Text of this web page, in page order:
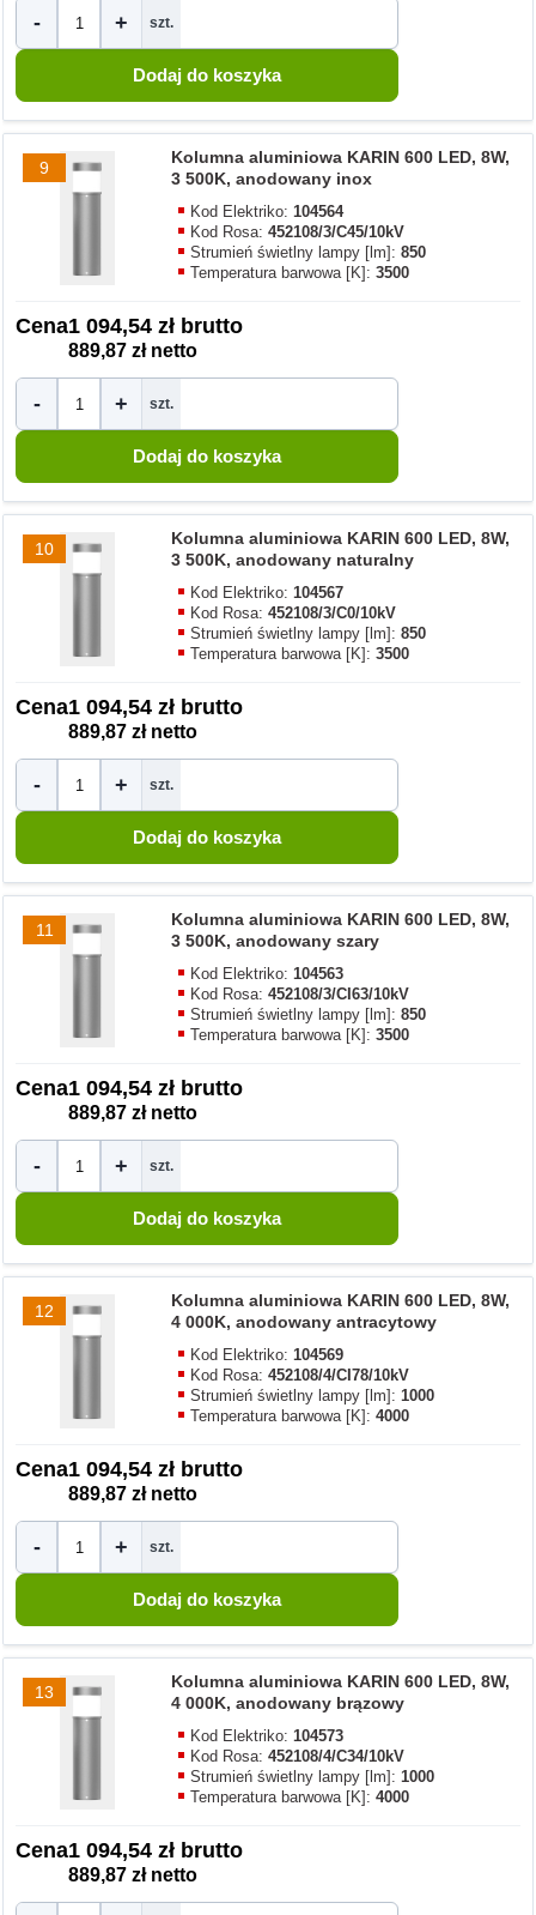
- + szt.
9
Kolumna aluminiowa KARIN 600 LED, 8W,
3 500K, anodowany inox
Kod Elektriko:104564
Kod Rosa:452108/3/C45/10kV
Strumień świetlny lampy [lm]:850
Temperatura barwowa [K]:3500
Cena1 094,54 zł brutto
889,87 zł netto
- + szt.
10
Kolumna aluminiowa KARIN 600 LED, 8W,
3 500K, anodowany naturalny
Kod Elektriko:104567
Kod Rosa:452108/3/C0/10kV
Strumień świetlny lampy [lm]:850
Temperatura barwowa [K]:3500
Cena1 094,54 zł brutto
889,87 zł netto
- + szt.
11
Kolumna aluminiowa KARIN 600 LED, 8W,
3 500K, anodowany szary
Kod Elektriko:104563
Kod Rosa:452108/3/CI63/10kV
Strumień świetlny lampy [lm]:850
Temperatura barwowa [K]:3500
Cena1 094,54 zł brutto
889,87 zł netto
- + szt.
12
Kolumna aluminiowa KARIN 600 LED, 8W,
4 000K, anodowany antracytowy
Kod Elektriko:104569
Kod Rosa:452108/4/CI78/10kV
Strumień świetlny lampy [lm]:1000
Temperatura barwowa [K]:4000
Cena1 094,54 zł brutto
889,87 zł netto
- + szt.
13
Kolumna aluminiowa KARIN 600 LED, 8W,
4 000K, anodowany brązowy
Kod Elektriko:104573
Kod Rosa:452108/4/C34/10kV
Strumień świetlny lampy [lm]:1000
Temperatura barwowa [K]:4000
Cena1 094,54 zł brutto
889,87 zł netto